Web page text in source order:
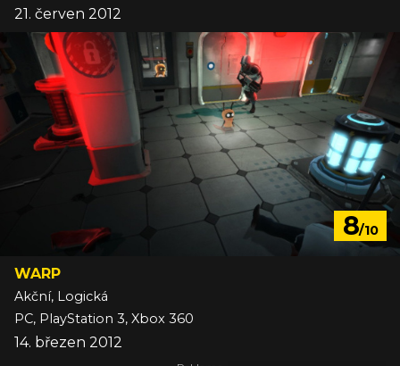
21. červen 2012
8/10
WARP
Akční, Logická
PC, PlayStation 3, Xbox 360
14. březen 2012